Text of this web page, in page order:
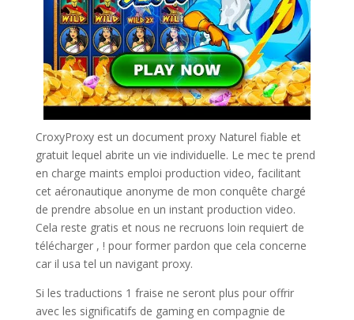
CroxyProxy est un document proxy Naturel fiable et
gratuit lequel abrite un vie individuelle. Le mec te prend
en charge maints emploi production video, facilitant
cet aéronautique anonyme de mon conquête chargé
de prendre absolue en un instant production video.
Cela reste gratis et nous ne recruons loin requiert de
télécharger , ! pour former pardon que cela concerne
car il usa tel un navigant proxy.
Si les traductions 1 fraise ne seront plus pour offrir
avec les significatifs de gaming en compagnie de